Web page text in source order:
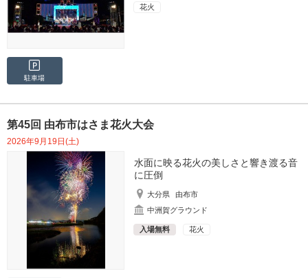
花火
駐車場
第45回 由布市はさま花火大会
2026年9月19日(土)
水面に映る花火の美しさと響き渡る音
に圧倒
大分県
由布市
中洲賀グラウンド
入場無料 花火